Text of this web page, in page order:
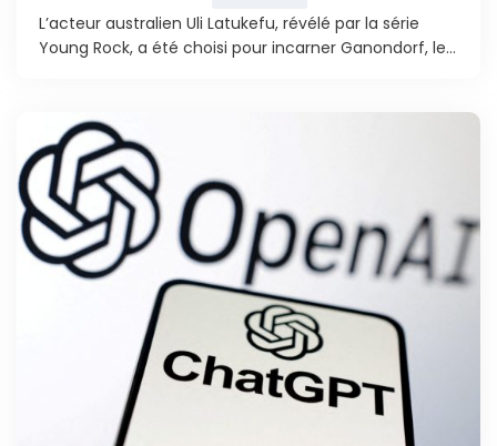
L’acteur australien Uli Latukefu, révélé par la série
Young Rock, a été choisi pour incarner Ganondorf, le...